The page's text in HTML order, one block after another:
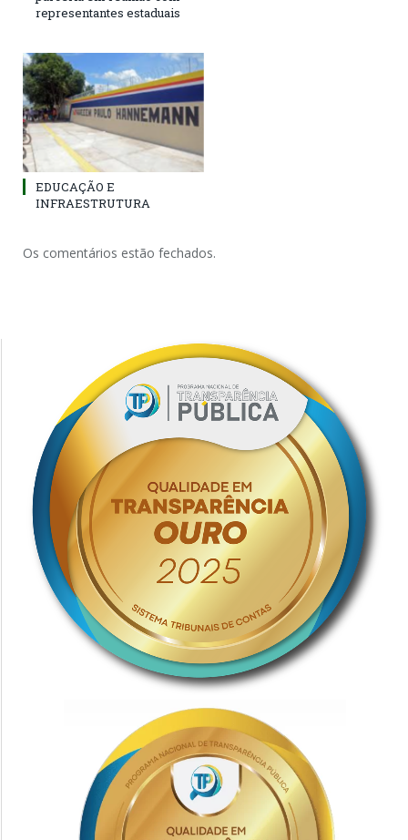
representantes estaduais
EDUCAÇÃO E
INFRAESTRUTURA
Os comentários estão fechados.